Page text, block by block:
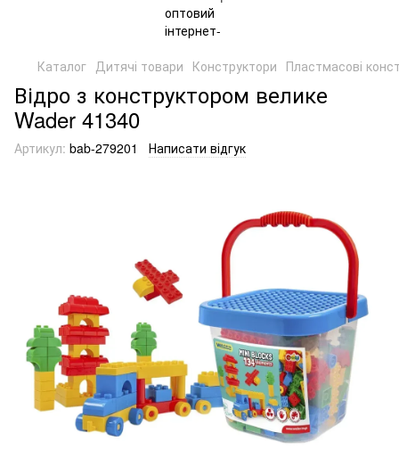
Каталог Дитячі товари Конструктори Пластмасові
Відро з конструктором велике
Wader 41340
Артикул: bab-279201 Написати відгук